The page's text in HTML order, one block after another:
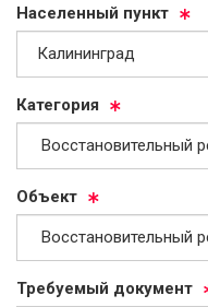
На­се­лен­ный пункт
Ка­те­го­рия
Объ­ект
Тре­бу­емый до­ку­мент